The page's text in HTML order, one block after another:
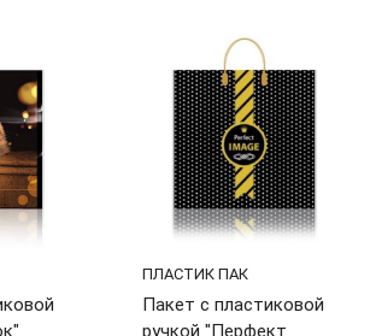
ПЛАСТИК ПАК
Пакет с пластиковой
ручкой "Перфект